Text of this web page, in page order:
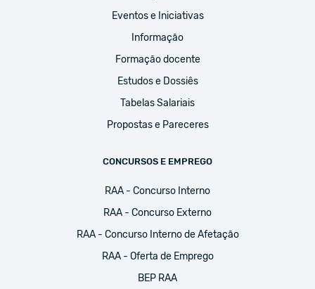
Eventos e Iniciativas
Informação
Formação docente
Estudos e Dossiês
Tabelas Salariais
Propostas e Pareceres
CONCURSOS E EMPREGO
RAA - Concurso Interno
RAA - Concurso Externo
RAA - Concurso Interno de Afetação
RAA - Oferta de Emprego
BEP RAA